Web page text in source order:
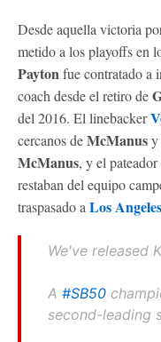
Desde aquella victoria
metido a los playoffs en
Paytonfue contratado a
coach desde el retiro de
del 2016. El linebacker
cercanos deMcManusy
McManus, y el
restaban del equipo
traspasado a Los
We've released
A #SB50
second-leading